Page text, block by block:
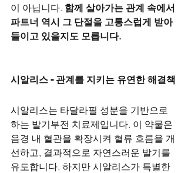
이 아닙니다. 함께 살아가는 관계 속에서
파트너 역시 그 단절을 고통스럽게 받아
들이고 있을지도 모릅니다.
시알리스 - 관계를 지키는 유연한 해결책
시알리스는 타달라필 성분을 기반으로
하는 발기부전 치료제입니다. 이 약물은
음경 내 혈관을 확장시켜 혈류 흐름을 개
선하고, 결과적으로 자연스러운 발기를
유도합니다. 하지만 시알리스가 특별한